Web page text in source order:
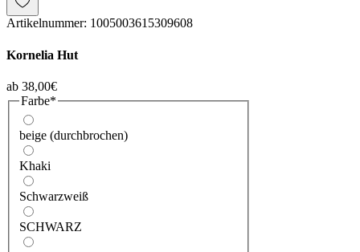
Artikelnummer: 1005003615309608
Kornelia Hut
ab 38,00€Sale-Preis
Farbe*
beige (durchbrochen)
Khaki
Schwarzweiß
SCHWARZ